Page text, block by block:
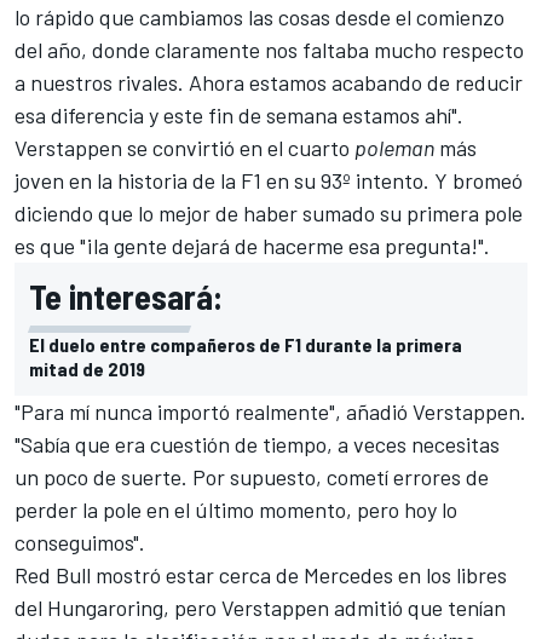
lo rápido que cambiamos las cosas desde el comienzo
del año, donde claramente nos faltaba mucho respecto
a nuestros rivales. Ahora estamos acabando de reducir
esa diferencia y este fin de semana estamos ahí".
Verstappen se convirtió en el cuarto poleman más
joven en la historia de la F1 en su 93º intento. Y bromeó
diciendo que lo mejor de haber sumado su primera pole
es que "¡la gente dejará de hacerme esa pregunta!".
Te interesará:
El duelo entre compañeros de F1 durante la primera
mitad de 2019
"Para mí nunca importó realmente", añadió Verstappen.
"Sabía que era cuestión de tiempo, a veces necesitas
un poco de suerte. Por supuesto, cometí errores de
perder la pole en el último momento, pero hoy lo
conseguimos".
Red Bull mostró estar cerca de Mercedes en los libres
del Hungaroring, pero Verstappen admitió que tenían